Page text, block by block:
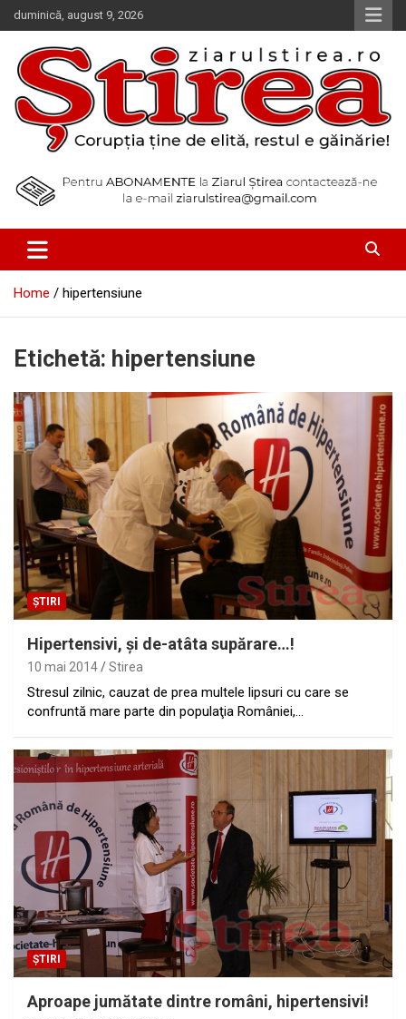
Skip
to
content
duminică, august 9, 2026
Ziarul Știrea
Home hipertensiune
Etichetă: hipertensiune
ȘTIRI
Hipertensivi, şi de-atâta supărare…!
10 mai 2014 Stirea
Stresul zilnic, cauzat de prea multele lipsuri cu care se
confruntă mare parte din populaţia României,…
ȘTIRI
Aproape jumătate dintre români, hipertensivi!